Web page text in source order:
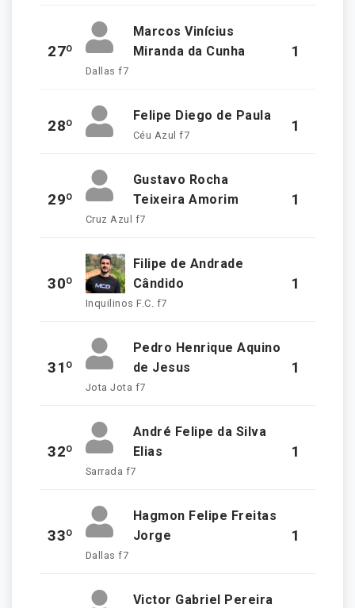
27º
Marcos Vinícius
Miranda da Cunha
Dallas f7
1
28º
Felipe Diego de Paula
Céu Azul f7
1
29º
Gustavo Rocha
Teixeira Amorim
Cruz Azul f7
1
30º
Filipe de Andrade
Cândido
Inquilinos F.C. f7
1
31º
Pedro Henrique Aquino
de Jesus
Jota Jota f7
1
32º
André Felipe da Silva
Elias
Sarrada f7
1
33º
Hagmon Felipe Freitas
Jorge
Dallas f7
1
Victor Gabriel Pereira